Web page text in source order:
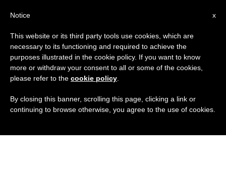
x
Notice
This website or its third party tools use cookies, which are
necessary to its functioning and required to achieve the
purposes illustrated in the cookie policy. If you want to know
more or withdraw your consent to all or some of the cookies,
please refer to the cookie policy
By closing this banner, scrolling this page, clicking a link or
continuing to browse otherwise, you agree to the use of cookies.